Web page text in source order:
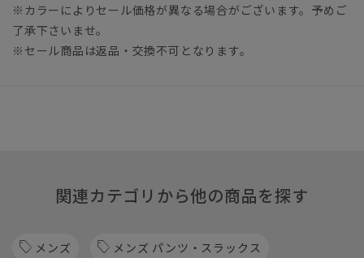
※カラーによりセール価格が異なる場合がございます。予めご
了承下さいませ。
※セール商品は返品・交換不可となります。
関連カテゴリから他の商品を探す
メンズ メンズ パンツ・スラックス